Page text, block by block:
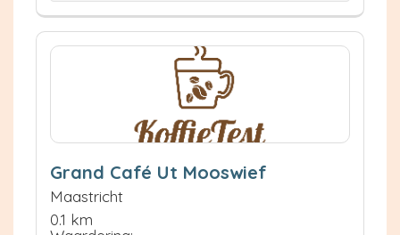
Grand Café Ut Mooswief
Maastricht
0.1 km